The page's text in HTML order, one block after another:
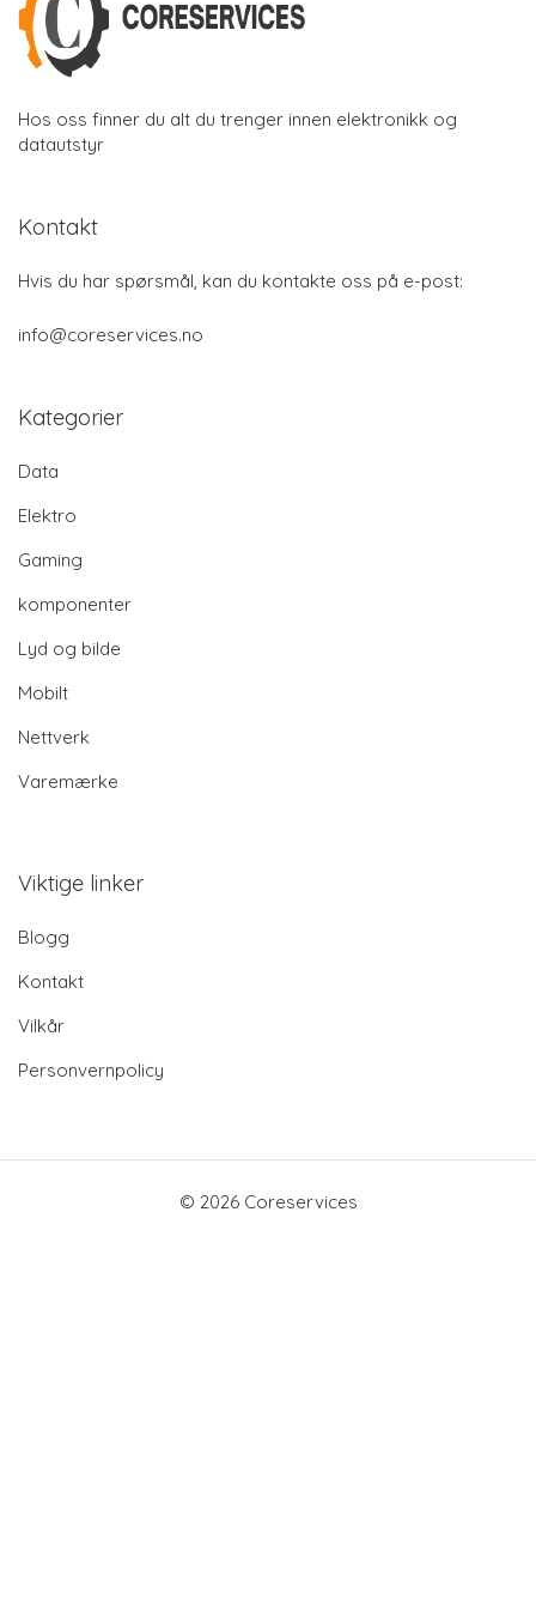
Hos oss finner du alt du trenger innen elektronikk og
datautstyr
Kontakt
Hvis du har spørsmål, kan du kontakte oss på e-post:
info@coreservices.no
Kategorier
Data
Elektro
Gaming
komponenter
Lyd og bilde
Mobilt
Nettverk
Varemærke
Viktige linker
Blogg
Kontakt
Vilkår
Personvernpolicy
© 2026 Coreservices